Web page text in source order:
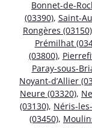
Bonnet-de-
(03390), Saint-
Rongères (03150)
Prémilhat
(03800),
Paray-sous-
Noyant-d’Allier
Neure (03320),
(03130), Néris-
(03450),